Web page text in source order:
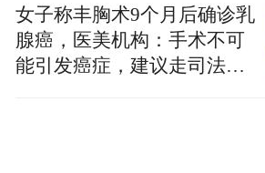
女子称丰胸术9个月后确诊乳
腺癌，医美机构：手术不可
能引发癌症，建议走司法途